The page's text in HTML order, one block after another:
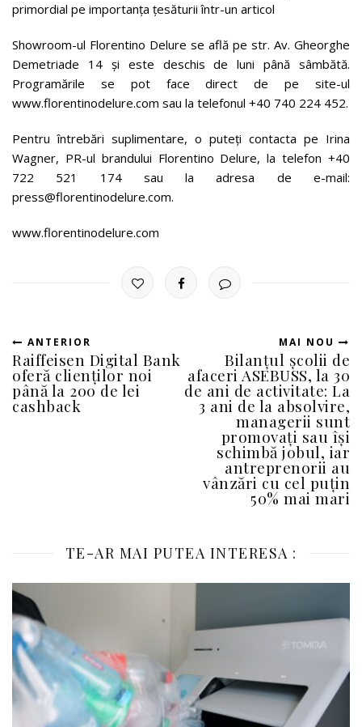
primordial pe importanța țesăturii într-un articol
Showroom-ul Florentino Delure se află pe str. Av. Gheorghe
Demetriade 14 și este deschis de luni până sâmbătă.
Programările se pot face direct de pe site-ul
www.florentinodelure.com sau la telefonul +40 740 224 452.
Pentru întrebări suplimentare, o puteți contacta pe Irina
Wagner, PR-ul brandului Florentino Delure, la telefon +40
722 521 174 sau la adresa de e-mail:
press@florentinodelure.com.
www.florentinodelure.com
ANTERIOR
Raiffeisen Digital Bank
oferă clienților noi
până la 200 de lei
cashback
MAI NOU
Bilanțul școlii de
afaceri ASEBUSS, la 30
de ani de activitate: La
3 ani de la absolvire,
managerii sunt
promovați sau își
schimbă jobul, iar
antreprenorii au
vânzări cu cel puțin
50% mai mari
TE-AR MAI PUTEA INTERESA :